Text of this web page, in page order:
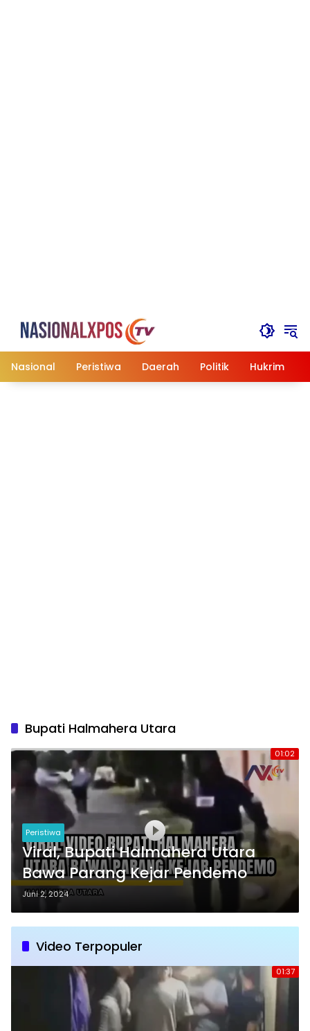
Nasional
Peristiwa Daerah Politik Hukrim
Bupati Halmahera Utara
01:02
Peristiwa
Viral, Bupati Halmahera Utara
Bawa Parang Kejar Pendemo
Juni 2, 2024
Video Terpopuler
01:37